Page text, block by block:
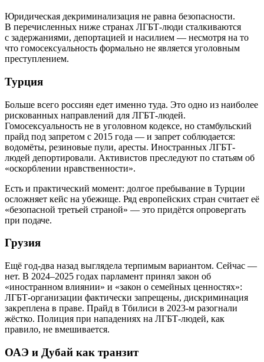
Юридическая декриминализация не равна безопасности.
В перечисленных ниже странах ЛГБТ-люди сталкиваются
с задержаниями, депортацией и насилием — несмотря на то
что гомосексуальность формально не является уголовным
преступлением.
Турция
Больше всего россиян едет именно туда. Это одно из наиболее
рискованных направлений для ЛГБТ-людей.
Гомосексуальность не в уголовном кодексе, но стамбульский
прайд под запретом с 2015 года — и запрет соблюдается:
водомёты, резиновые пули, аресты. Иностранных ЛГБТ-
людей депортировали. Активистов преследуют по статьям об
«оскорблении нравственности».
Есть и практический момент: долгое пребывание в Турции
осложняет кейс на убежище. Ряд европейских стран считает её
«безопасной третьей страной» — это придётся опровергать
при подаче.
Грузия
Ещё год-два назад выглядела терпимым вариантом. Сейчас —
нет. В 2024–2025 годах парламент принял закон об
«иностранном влиянии» и «закон о семейных ценностях»:
ЛГБТ-организации фактически запрещены, дискриминация
закреплена в праве. Прайд в Тбилиси в 2023-м разогнали
жёстко. Полиция при нападениях на ЛГБТ-людей, как
правило, не вмешивается.
ОАЭ и Дубай как транзит